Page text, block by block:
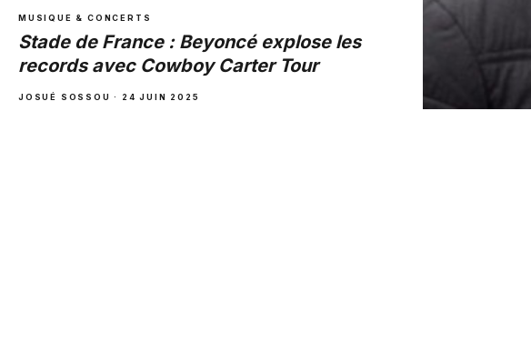
MUSIQUE & CONCERTS
Stade de France : Beyoncé explose les
records avec Cowboy Carter Tour
JOSUÉ SOSSOU · 24 JUIN 2025